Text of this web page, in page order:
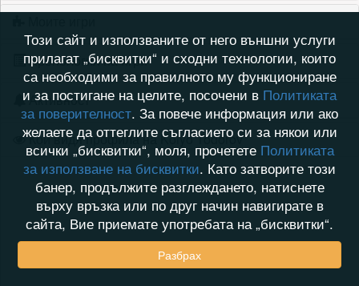
Хронология на игри
Активност
Кой видя профила на Kolyo Todorov
Този сайт и използваните от него външни услуги
прилагат „бисквитки“ и сходни технологии, които
са необходими за правилното му функциониране
и за постигане на целите, посочени в Политиката
за поверителност. За повече информация или ако
желаете да оттеглите съгласието си за някои или
всички „бисквитки“, моля, прочетете Политиката
за използване на бисквитки. Като затворите този
банер, продължите разглеждането, натиснете
върху връзка или по друг начин навигирате в
сайта, Вие приемате употребата на „бисквитки“.
Разбрах